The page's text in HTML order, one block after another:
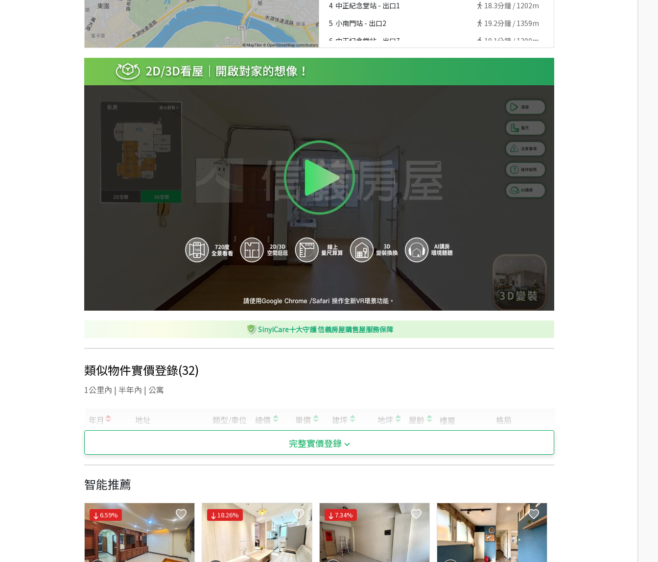
4 中正紀念堂站 - 出口1 18.3分鐘 / 1202m
5 小南門站 - 出口2 19.2分鐘 / 1359m
6 中正紀念堂站 - 出口7 19.1分鐘 / 1300m
7 中正紀念堂站 - 出口3 18.1分鐘 /1175m
SinyiCare十大守護 信義房屋購售屋服務保障
類似物件實價登錄(32)
1公里內 | 半年內 | 公寓
完整實價登錄
智能推薦
6.59% 18.26% 7.34%